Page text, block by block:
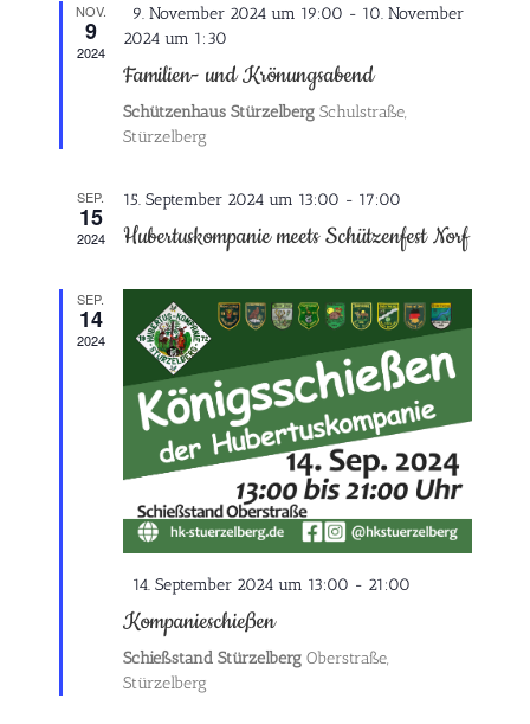
NOV.
9
2024
Hervorgehoben
9. November 2024 um 19:00 - 10. November
2024 um 1:30
Familien- und Krönungsabend
Schützenhaus Stürzelberg Schulstraße,
Stürzelberg
SEP.
15
2024
15. September 2024 um 13:00 - 17:00
Hubertuskompanie meets Schützenfest Norf
SEP.
14
2024
Hervorgehoben
14. September 2024 um 13:00 - 21:00
Kompanieschießen
Schießstand Stürzelberg Oberstraße,
Stürzelberg